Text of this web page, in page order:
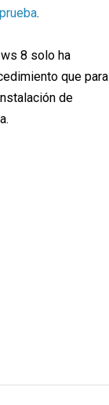
.
8 solo ha
que para
de